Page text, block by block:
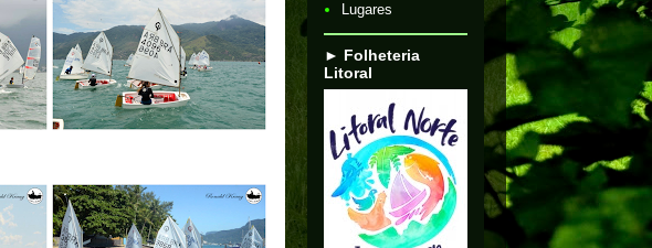
Lugares
► Folheteria
Litoral